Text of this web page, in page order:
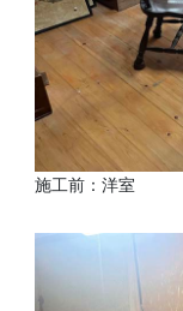
施工前：洋室